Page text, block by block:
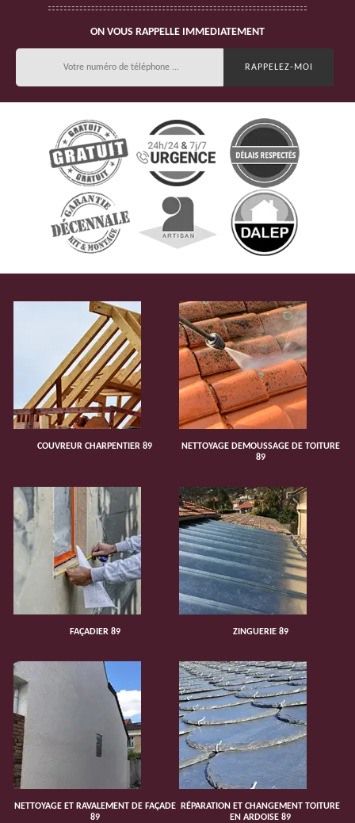
ON VOUS RAPPELLE IMMEDIATEMENT
COUVREUR CHARPENTIER 89
NETTOYAGE DEMOUSSAGE DE TOITURE
89
FAÇADIER 89 ZINGUERIE 89
NETTOYAGE ET RAVALEMENT DE FAÇADE
89
RÉPARATION ET CHANGEMENT TOITURE
EN ARDOISE 89